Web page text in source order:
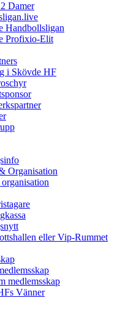
Damer
Handbollsligan
Profixio-Elit
i Skövde HF
Organisation
eller Vip-Rummet
medlemsskap
Vänner